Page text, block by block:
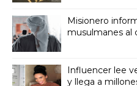
Misionero
musulmanes al
Influencer lee
y llega a